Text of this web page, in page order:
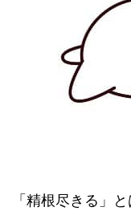
「精根尽きる」と